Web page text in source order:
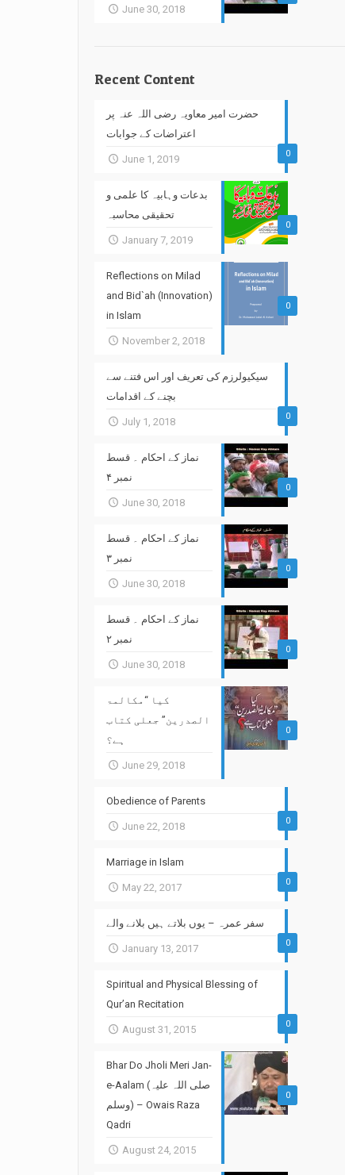
June 30, 2018
Recent Content
0
حضرت امیر معاویہ رضی اللہ عنہ پر
اعتراضات کے جوابات
June 1, 2019
0
بدعات وہابیہ کا علمی و
تحقیقی محاسبہ
January 7, 2019
0
Reflections on Milad
and Bid`ah (Innovation)
in Islam
November 2, 2018
0
سیکیولرزم کی تعریف اور اس فتنے سے
بچنے کے اقدامات
July 1, 2018
0
نماز کے احکام ۔ قسط
نمبر ۴
June 30, 2018
0
نماز کے احکام ۔ قسط
نمبر ۳
June 30, 2018
0
نماز کے احکام ۔ قسط
نمبر ۲
June 30, 2018
0
کیا “مکالمۃ
الصدرین” جعلی کتاب
ہے؟
June 29, 2018
0
Obedience of Parents
June 22, 2018
0
Marriage in Islam
May 22, 2017
0
سفر عمرہ – یوں بلاتے ہیں بلانے والے
January 13, 2017
0
Spiritual and Physical Blessing of
Qur’an Recitation
August 31, 2015
0
Bhar Do Jholi Meri Jan-
e-Aalam (صلی اللہ علیہ
وسلم) – Owais Raza
Qadri
August 24, 2015